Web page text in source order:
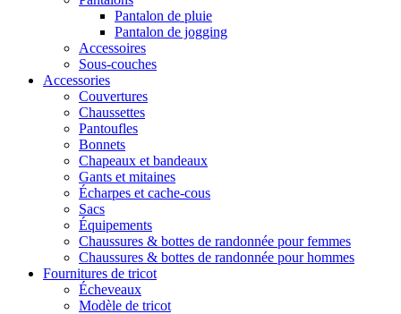
Pantalon de pluie
Pantalon de jogging
Accessoires
Sous-couches
Accessories
Couvertures
Chaussettes
Pantoufles
Bonnets
Chapeaux et bandeaux
Gants et mitaines
Écharpes et cache-cous
Sacs
Équipements
Chaussures & bottes de randonnée pour femmes
Chaussures & bottes de randonnée pour hommes
Fournitures de tricot
Écheveaux
Modèle de tricot